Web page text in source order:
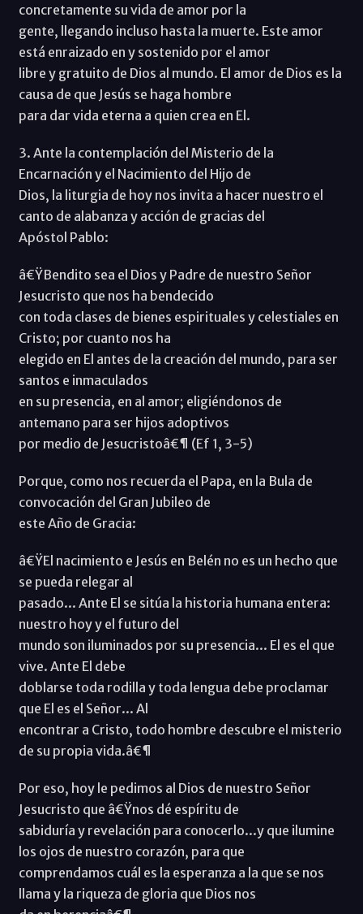
concretamente su vida de amor por la
gente, llegando incluso hasta la muerte. Este amor
está enraizado en y sostenido por el amor
libre y gratuito de Dios al mundo. El amor de Dios es la
causa de que Jesús se haga hombre
para dar vida eterna a quien crea en El.
3. Ante la contemplación del Misterio de la
Encarnación y el Nacimiento del Hijo de
Dios, la liturgia de hoy nos invita a hacer nuestro el
canto de alabanza y acción de gracias del
Apóstol Pablo:
â€ŸBendito sea el Dios y Padre de nuestro Señor
Jesucristo que nos ha bendecido
con toda clases de bienes espirituales y celestiales en
Cristo; por cuanto nos ha
elegido en El antes de la creación del mundo, para ser
santos e inmaculados
en su presencia, en al amor; eligiéndonos de
antemano para ser hijos adoptivos
por medio de Jesucristoâ€¶ (Ef 1, 3-5)
Porque, como nos recuerda el Papa, en la Bula de
convocación del Gran Jubileo de
este Año de Gracia:
â€ŸEl nacimiento e Jesús en Belén no es un hecho que
se pueda relegar al
pasado... Ante El se sitúa la historia humana entera:
nuestro hoy y el futuro del
mundo son iluminados por su presencia... El es el que
vive. Ante El debe
doblarse toda rodilla y toda lengua debe proclamar
que El es el Señor... Al
encontrar a Cristo, todo hombre descubre el misterio
de su propia vida.â€¶
Por eso, hoy le pedimos al Dios de nuestro Señor
Jesucristo que â€Ÿnos dé espíritu de
sabiduría y revelación para conocerlo...y que ilumine
los ojos de nuestro corazón, para que
comprendamos cuál es la esperanza a la que se nos
llama y la riqueza de gloria que Dios nos